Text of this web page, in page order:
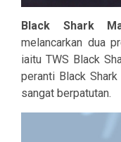
Black Shark
melancarkan dua
iaitu TWS Black
peranti Black
sangat berpatutan.